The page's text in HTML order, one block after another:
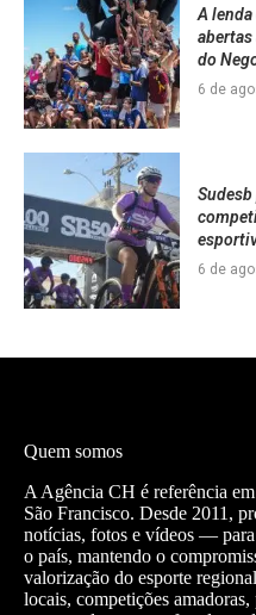
A
abertas
do
6 de
6 de
Quem somos
A Agência CH é referência
São Francisco. Desde 2011,
notícias, fotos e vídeos —
o país, mantendo o
valorização do esporte
locais, competições